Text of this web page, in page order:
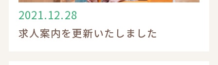
2021.12.28
求人案内を更新いたしました